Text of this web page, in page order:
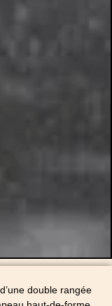
double rangée